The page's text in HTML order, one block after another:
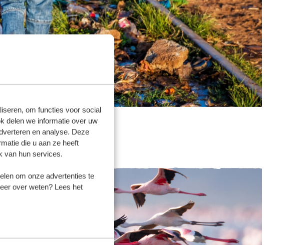
om functies voor social
delen we informatie over uw
en analyse. Deze
die u aan ze heeft
van hun services.
om onze advertenties te
over weten? Lees het